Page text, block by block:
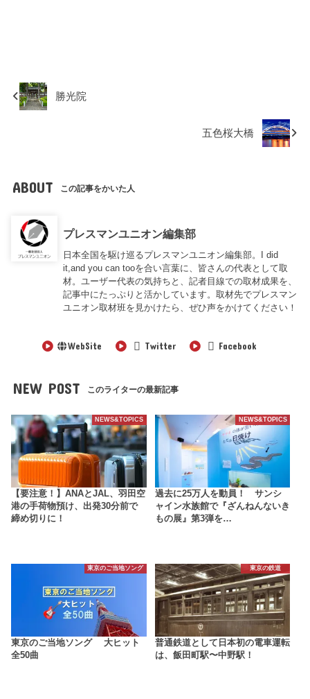
勝光院
五色桜大橋
ABOUT この記事をかいた人
プレスマンユニオン編集部
日本全国を駆け巡るプレスマンユニオン編集部。I did
it,and you can tooを合い言葉に、皆さんの代表として取
材。ユーザー代表の気持ちと、記者目線での取材成果を、
記事中にたっぷりと活かしています。取材先でプレスマン
ユニオン取材班を見かけたら、ぜひ声をかけてください！
WebSite Twitter Facebook
NEW POST このライターの最新記事
NEWS&TOPICS
【要注意！】ANAとJAL、羽田空
港の手荷物預け、出発30分前で
締め切りに！
NEWS&TOPICS
過去に25万人を動員！ サンシ
ャイン水族館で『ざんねんないき
もの展』第3弾を…
東京のご当地ソング
東京のご当地ソング 大ヒット
全50曲
東京の鉄道
普通鉄道として日本初の電車運転
は、飯田町駅〜中野駅！